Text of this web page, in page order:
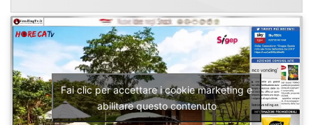
Fai clic per accettare i cookie marketing e
abilitare questo contenuto